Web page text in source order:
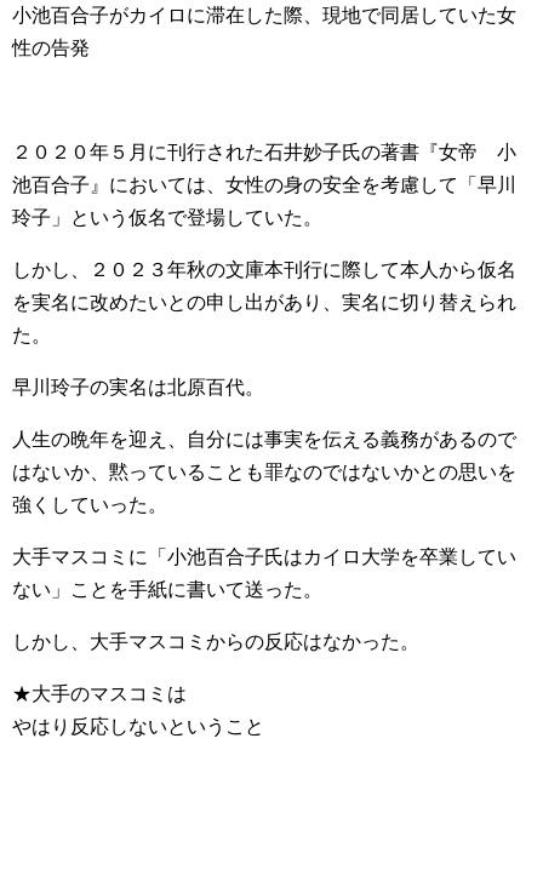
小池百合子がカイロに滞在した際、現地で同居していた女
性の告発
２０２０年５月に刊行された石井妙子氏の著書『女帝 小
池百合子』においては、女性の身の安全を考慮して「早川
玲子」という仮名で登場していた。
しかし、２０２３年秋の文庫本刊行に際して本人から仮名
を実名に改めたいとの申し出があり、実名に切り替えられ
た。
早川玲子の実名は北原百代。
人生の晩年を迎え、自分には事実を伝える義務があるので
はないか、黙っていることも罪なのではないかとの思いを
強くしていった。
大手マスコミに「小池百合子氏はカイロ大学を卒業してい
ない」ことを手紙に書いて送った。
しかし、大手マスコミからの反応はなかった。
★大手のマスコミは
やはり反応しないということ